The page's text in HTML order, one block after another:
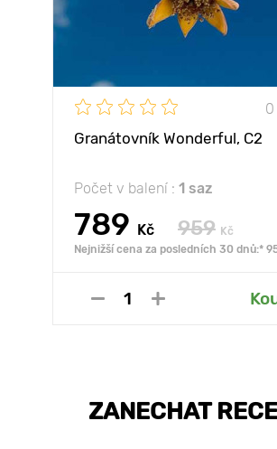
Granátovník Wonderful, С2
Počet v balení : 1 saz
789 Kč 959 Kč
Nejnižší cena za posledních 30 dnů:*
ZANECHAT